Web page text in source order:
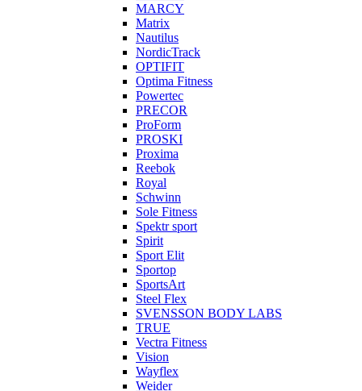
MARCY
Matrix
Nautilus
NordicTrack
OPTIFIT
Optima Fitness
Powertec
PRECOR
ProForm
PROSKI
Proxima
Reebok
Royal
Schwinn
Sole Fitness
Spektr sport
Spirit
Sport Elit
Sportop
SportsArt
Steel Flex
SVENSSON BODY LABS
TRUE
Vectra Fitness
Vision
Wayflex
Weider